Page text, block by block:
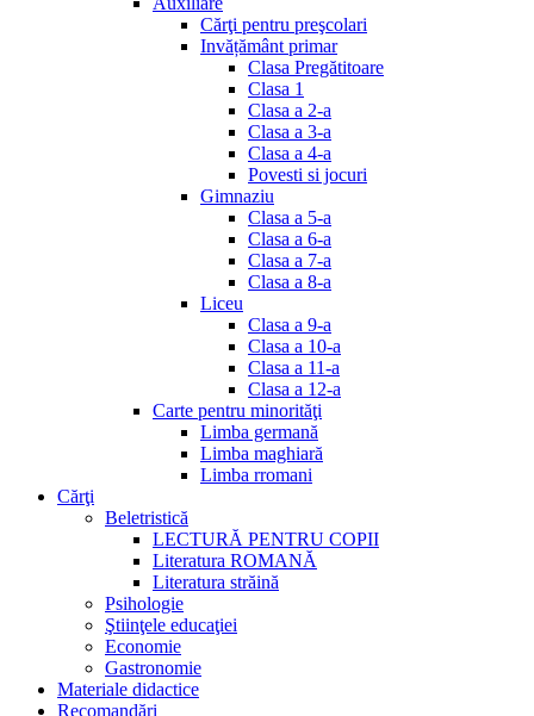
Cărţi pentru preşcolari
Invățământ primar
Clasa Pregătitoare
Clasa 1
Clasa a 2-a
Clasa a 3-a
Clasa a 4-a
Povesti si jocuri
Gimnaziu
Clasa a 5-a
Clasa a 6-a
Clasa a 7-a
Clasa a 8-a
Liceu
Clasa a 9-a
Clasa a 10-a
Clasa a 11-a
Clasa a 12-a
Carte pentru minorităţi
Limba germană
Limba maghiară
Limba rromani
Cărţi
Beletristică
LECTURĂ PENTRU COPII
Literatura ROMANĂ
Literatura străină
Psihologie
Ştiinţele educaţiei
Economie
Gastronomie
Materiale didactice
Recomandări